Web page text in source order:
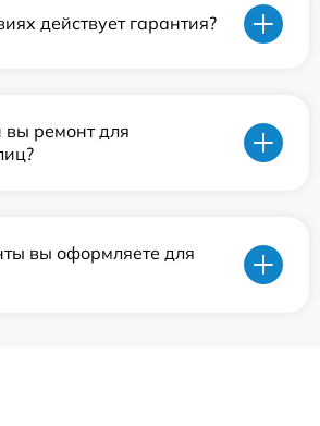
действует гарантия?
вы ремонт для
вы оформляете для